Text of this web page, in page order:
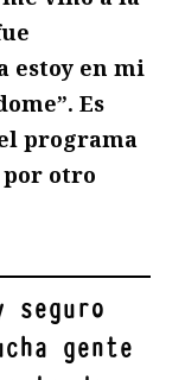
estoy en mi
Es
programa
otro
seguro
gente